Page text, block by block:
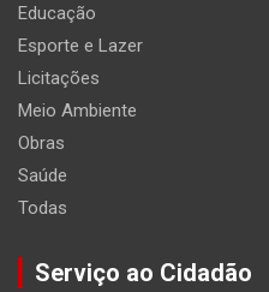
Educação
Esporte e Lazer
Licitações
Meio Ambiente
Obras
Saúde
Todas
Serviço ao Cidadão